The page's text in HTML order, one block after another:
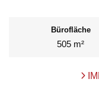
Bürofläche
505 m²